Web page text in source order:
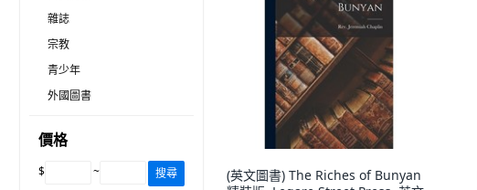
雜誌
宗教
青少年
外國圖書
價格
$ ~ 搜尋
(英文圖書) The Riches of Bunyan